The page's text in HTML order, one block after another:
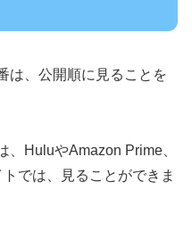
は、公開順に見ることを
、HuluやAmazon Prime、
では、見ることができま